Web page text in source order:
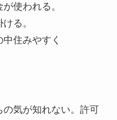
使われる。
る。
住みやすく
気が知れない。許可